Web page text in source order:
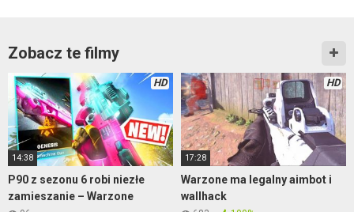
Zobacz te filmy
HD
14:38
P90 z sezonu 6 robi niezłe
zamieszanie – Warzone
HD
17:28
Warzone ma legalny aimbot i
wallhack